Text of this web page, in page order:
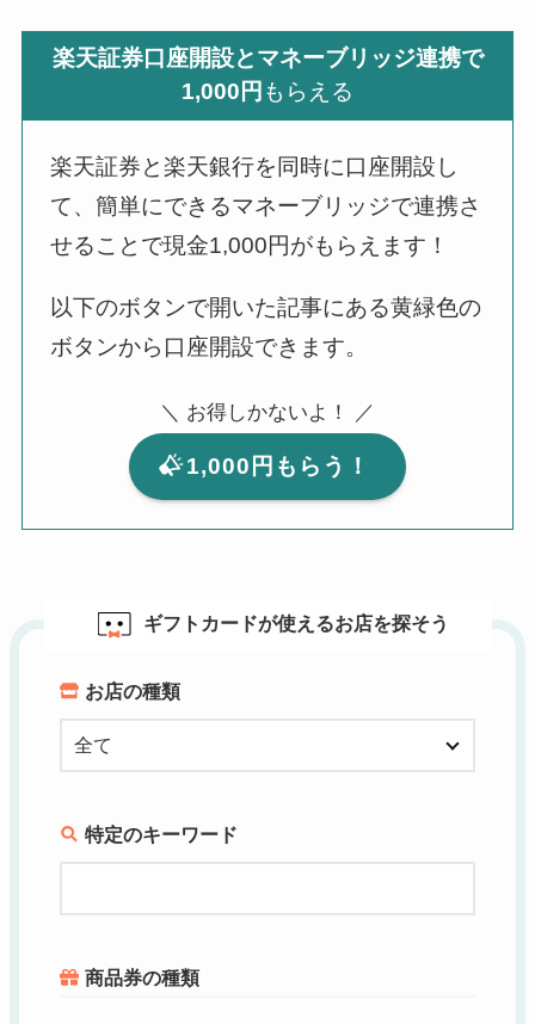
楽天証券口座開設とマネーブリッジ連携で
1,000円 もらえる
楽天証券と楽天銀行を同時に口座開設し
て、簡単にできるマネーブリッジで連携さ
せることで現金1,000円がもらえます！
以下のボタンで開いた記事にある黄緑色の
ボタンから口座開設できます。
＼ お得しかないよ！ ／
1,000円もらう！
ギフトカードが使えるお店を探そう
お店の種類
特定のキーワード
商品券の種類